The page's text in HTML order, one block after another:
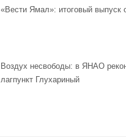
«Вести Ямал»: итоговый выпуск
Воздух несвободы: в ЯНАО
лагпункт Глухариный